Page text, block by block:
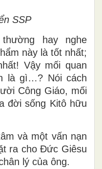
SSP
hay nghe
này là tốt nhất;
Vậy mối quan
là gì…? Nói cách
Công Giáo, mối
đời sống Kitô hữu
và một vấn nạn
ra cho Đức Giêsu
lý của ông.